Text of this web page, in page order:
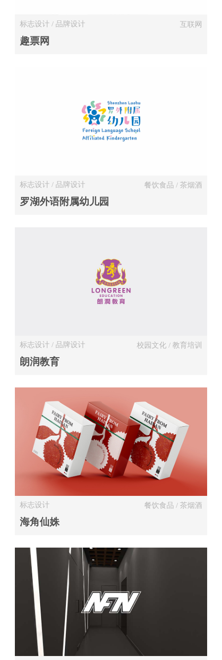
标志设计 / 品牌设计 互联网
趣票网
标志设计 / 品牌设计 餐饮食品 / 茶烟酒
罗湖外语附属幼儿园
标志设计 / 品牌设计 校园文化 / 教育培训
朗润教育
标志设计 餐饮食品 / 茶烟酒
海角仙姝